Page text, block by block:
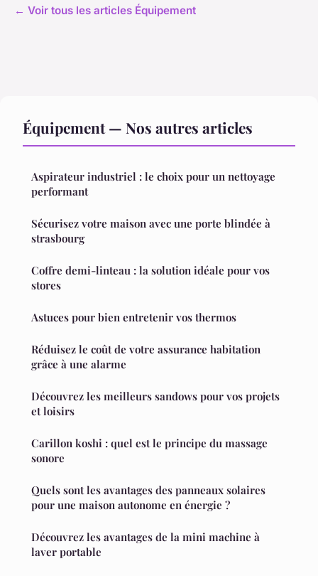
← Voir tous les articles Équipement
Équipement — Nos autres articles
Aspirateur industriel : le choix pour un nettoyage
performant
Sécurisez votre maison avec une porte blindée à
strasbourg
Coffre demi-linteau : la solution idéale pour vos
stores
Astuces pour bien entretenir vos thermos
Réduisez le coût de votre assurance habitation
grâce à une alarme
Découvrez les meilleurs sandows pour vos projets
et loisirs
Carillon koshi : quel est le principe du massage
sonore
Quels sont les avantages des panneaux solaires
pour une maison autonome en énergie ?
Découvrez les avantages de la mini machine à
laver portable